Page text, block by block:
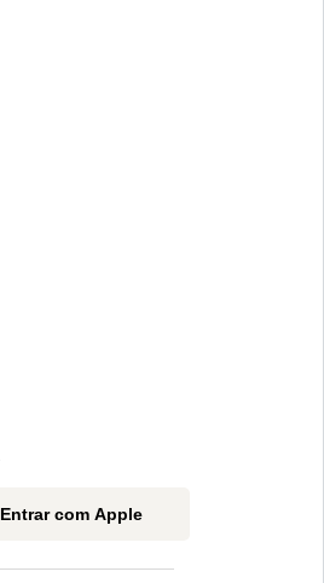
Entrar com Apple